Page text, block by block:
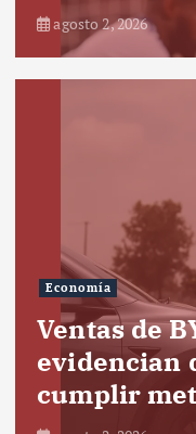
agosto 2, 2026
Economía
Ventas de
evidencian
cumplir